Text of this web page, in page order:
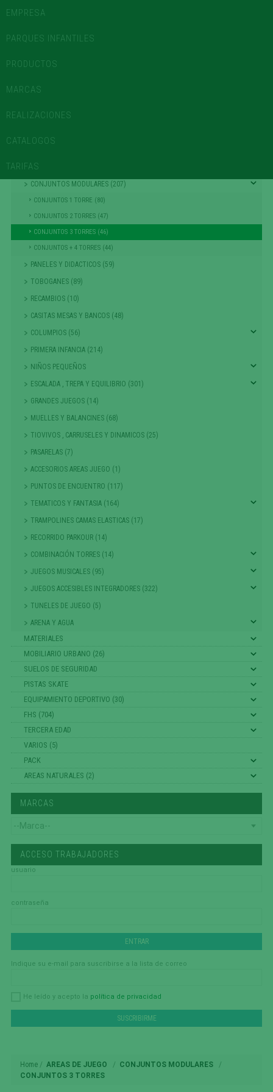
EMPRESA
PARQUES INFANTILES
PRODUCTOS
MARCAS
REALIZACIONES
CATALOGOS
TARIFASTIROLINAS (27)
CONJUNTOS MODULARES (207)
CONJUNTOS 1 TORRE (80)
CONJUNTOS 2 TORRES (47)
CONJUNTOS 3 TORRES (46)
CONJUNTOS + 4 TORRES (44)
PANELES Y DIDACTICOS (59)
TOBOGANES (89)
RECAMBIOS (10)
CASITAS MESAS Y BANCOS (48)
COLUMPIOS (56)
PRIMERA INFANCIA (214)
NIÑOS PEQUEÑOS
ESCALADA , TREPA Y EQUILIBRIO (301)
GRANDES JUEGOS (14)
MUELLES Y BALANCINES (68)
TIOVIVOS , CARRUSELES Y DINAMICOS (25)
PASARELAS (7)
ACCESORIOS AREAS JUEGO (1)
PUNTOS DE ENCUENTRO (117)
TEMATICOS Y FANTASIA (164)
TRAMPOLINES CAMAS ELASTICAS (17)
RECORRIDO PARKOUR (14)
COMBINACIÓN TORRES (14)
JUEGOS MUSICALES (95)
JUEGOS ACCESIBLES INTEGRADORES (322)
TUNELES DE JUEGO (5)
ARENA Y AGUA
MATERIALES
MOBILIARIO URBANO (26)
SUELOS DE SEGURIDAD
PISTAS SKATE
EQUIPAMIENTO DEPORTIVO (30)
FHS (704)
TERCERA EDAD
VARIOS (5)
PACK
AREAS NATURALES (2)
MARCAS
ACCESO TRABAJADORES
usuario
contraseña
Indique su e-mail para suscribirse a la lista de correo
He leído y acepto la política de privacidad
Home AREAS DE JUEGO
CONJUNTOS MODULARES
CONJUNTOS 3 TORRES